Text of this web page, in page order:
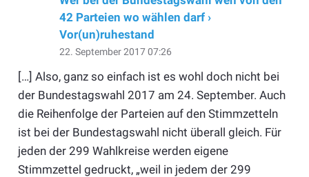
42 Parteien wo wählen darf ›
Vor(un)ruhestand
22. September 2017 07:26
[…] Also, ganz so einfach ist es wohl doch nicht bei
der Bundestagswahl 2017 am 24. September. Auch
die Reihenfolge der Parteien auf den Stimmzetteln
ist bei der Bundestagswahl nicht überall gleich. Für
jeden der 299 Wahlkreise werden eigene
Stimmzettel gedruckt, „weil in jedem der 299